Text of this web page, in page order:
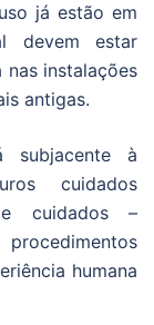
já estão em
devem estar
instalações
antigas.
subjacente à
cuidados
cuidados –
humana